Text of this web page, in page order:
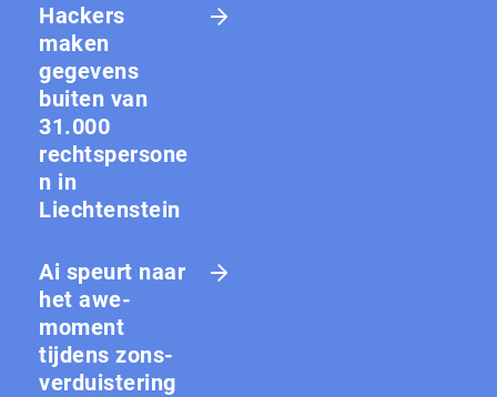
Hackers
maken
gegevens
buiten van
31.000
rechtspersone
n in
Liechtenstein
Ai speurt naar
het awe-
moment
tijdens zons­
ver­duis­te­ring